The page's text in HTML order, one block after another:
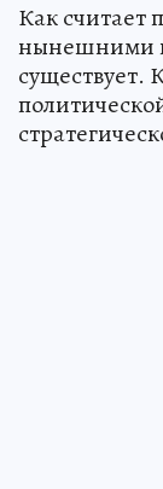
Как считает
нынешними
существует.